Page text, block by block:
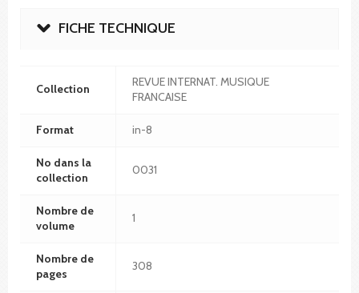
FICHE TECHNIQUE
Collection
REVUE INTERNAT. MUSIQUE
FRANCAISE
Format in-8
No dans la
collection
0031
Nombre de
volume
1
Nombre de
pages
308